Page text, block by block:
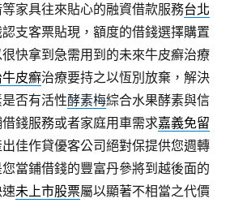
家具往來貼心的融資借款服務台北
支客票貼現，額度的借錢選擇購置
很快拿到急需用到的未來牛皮癬治療
皮癬治療要持之以恆別放棄，解決
否有活性酵素梅綜合水果酵素與信
錢服務或者家庭用車需求嘉義免留
佳作貸優客公司絕對保提供您週轉
您當鋪借錢的豐富丹參將到越後面的
速未上市股票屬以顯著不相當之代價